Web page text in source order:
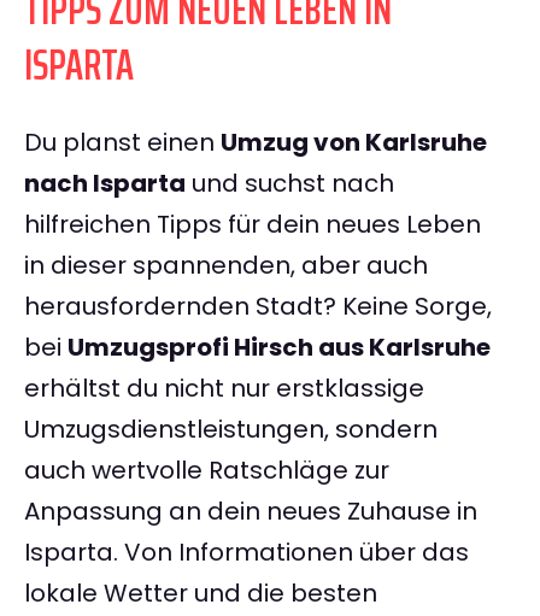
ISPARTA
Du planst einen Umzug von Karlsruhe
nach Isparta und suchst nach
hilfreichen Tipps für dein neues Leben
in dieser spannenden, aber auch
herausfordernden Stadt? Keine Sorge,
bei Umzugsprofi Hirsch aus Karlsruhe
erhältst du nicht nur erstklassige
Umzugsdienstleistungen, sondern
auch wertvolle Ratschläge zur
Anpassung an dein neues Zuhause in
Isparta. Von Informationen über das
lokale Wetter und die besten